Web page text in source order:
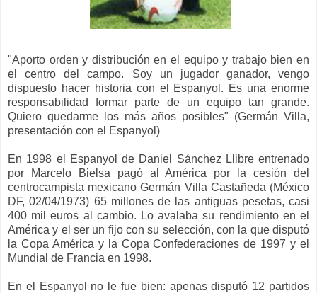
"Aporto orden y distribución en el equipo y trabajo bien en
el centro del campo. Soy un jugador ganador, vengo
dispuesto hacer historia con el Espanyol. Es una enorme
responsabilidad formar parte de un equipo tan grande.
Quiero quedarme los más años posibles" (Germán Villa,
presentación con el Espanyol)
En 1998 el Espanyol de Daniel Sánchez Llibre entrenado
por Marcelo Bielsa pagó al América por la cesión del
centrocampista mexicano Germán Villa Castañeda (México
DF, 02/04/1973) 65 millones de las antiguas pesetas, casi
400 mil euros al cambio. Lo avalaba su rendimiento en el
América y el ser un fijo con su selección, con la que disputó
la Copa América y la Copa Confederaciones de 1997 y el
Mundial de Francia en 1998.
En el Espanyol no le fue bien: apenas disputó 12 partidos